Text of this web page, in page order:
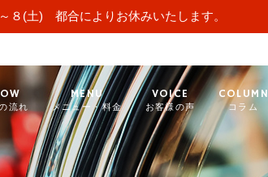
８(土) 都合によりお休みいたします。
流れ
MENU
メニュー・料金
VOICE
お客様の声
COLUMN
コラム